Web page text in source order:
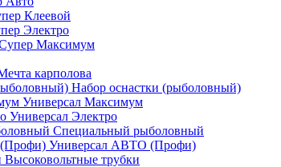
Клеевой
Электро
Максимум
карполова
Набор оснастки (рыболовный)
Универсал Максимум
Универсал Электро
Специальный рыболовный
Универсал АВТО (Профи)
Высоковольтные трубки